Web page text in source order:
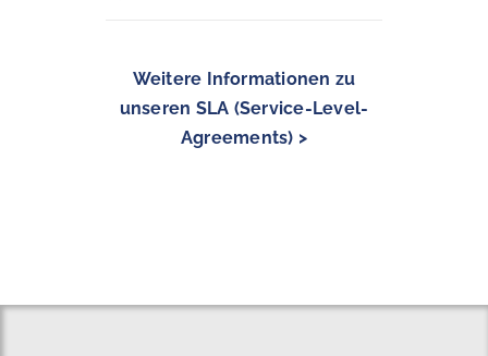
Weitere Informationen zu
unseren SLA (Service-Level-
Agreements) >